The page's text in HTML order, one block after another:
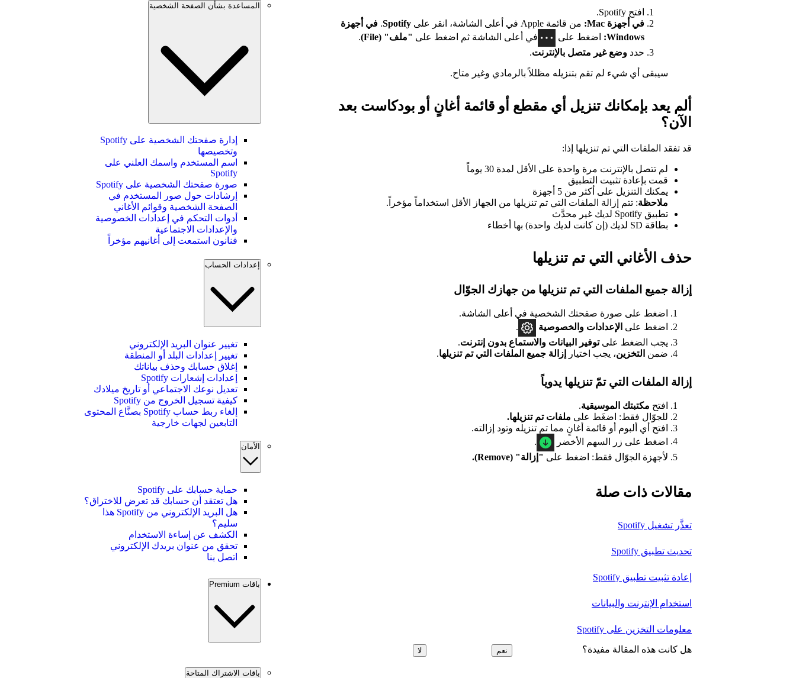
افتح Spotify.
في أجهزة Mac:
من قائمة Apple في أعلى الشاشة، انقر على Spotify
. في أجهزة
Windows:
اضغط على في أعلى الشاشة ثم اضغط على "ملف" (File)
.
حدد وضع غير متصل بالإنترنت.
سيبقى أي شيء لم تقم بتنزيله مظللاً بالرمادي وغير متاح.
ألم يعد بإمكانك تنزيل أي مقطع أو قائمة أغانٍ أو بودكاست بعد
الآن؟
قد تفقد الملفات التي تم تنزيلها إذا:
لم تتصل بالإنترنت مرة واحدة على الأقل لمدة 30 يوماً
قمت بإعادة تثبيت التطبيق
يمكنك التنزيل على أكثر من 5 أجهزة
ملاحظة: تتم إزالة الملفات التي تم تنزيلها من الجهاز الأقل استخداماً مؤخراً.
تطبيق Spotify لديك غير محدَّث
بطاقة SD لديك (إن كانت لديك واحدة) بها أخطاء
حذف الأغاني التي تم تنزيلها
إزالة جميع الملفات التي تم تنزيلها من جهازك الجوّال
اضغط على صورة صفحتك الشخصية في أعلى الشاشة.
اضغط على الإعدادات والخصوصية
.
يجب الضغط علىتوفير البيانات والاستماع بدون إنترنت.
ضمن التخزين، يجب اختيار إزالة جميع الملفات التي تم تنزيلها.
إزالة الملفات التي تمّ تنزيلها يدوياً
افتح مكتبتك الموسيقية.
للجوّال فقط: اضغَط على ملفات تم تنزيلها.
افتح أي ألبوم أو قائمة أغانٍ مما تم تنزيله وتود إزالته.
اضغط على زر السهم الأخضر
لأجهزة الجوّال فقط: اضغط على "إزالة" (Remove).
مقالات ذات صلة
تعذَّر تشغيل Spotify
تحديث تطبيق Spotify
إعادة تثبيت تطبيق Spotify
استخدام الإنترنت والبيانات
معلومات التخزين على Spotify
هل كانت هذه المقالة مفيدة؟ نعم لا
المساعدة بشأن الصفحة الشخصية
إدارة صفحتك الشخصية على Spotify
وتخصيصها
اسم المستخدم واسمك العلني على
Spotify
صورة صفحتك الشخصية على Spotify
إرشادات حول صور المستخدم في
الصفحة الشخصية وقوائم الأغاني
أدوات التحكم في إعدادات الخصوصية
والإعدادات الاجتماعية
فنانون استمعت إلى أغانيهم مؤخراً
إعدادات الحساب
تغيير عنوان البريد الإلكتروني
تغيير إعدادات البلد أو المنطقة
إغلاق حسابك وحذف بياناتك
إعدادات إشعارات Spotify
تعديل نوعك الاجتماعي أو تاريخ ميلادك
كيفية تسجيل الخروج من Spotify
إلغاء ربط حساب Spotify بصنَّاع المحتوى
التابعين لجهات خارجية
الأمان
حماية حسابك على Spotify
هل تعتقد أن حسابك قد تعرض للاختراق؟
هل البريد الإلكتروني من Spotify هذا
سليم؟
الكشف عن إساءة الاستخدام
تحقق من عنوان بريدك الإلكتروني
اتصل بنا
باقات Premium
باقات الاشتراك المتاحة